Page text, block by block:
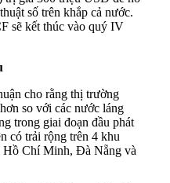
số trên khắp cả nước.
sẽ kết thúc vào quý IV
cho rằng thị trường
so với các nước láng
trong giai đoạn đầu phát
có trải rộng trên 4 khu
Hồ Chí Minh, Đà Nẵng và